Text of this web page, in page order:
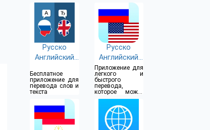
Русско
Английский
Бесплатное
приложение для
перевода слов и
текста
Русско
Английский
Переводчик
Приложение для
легкого и
быстрого
перевода,
которое может
быть
использовано
как словарь